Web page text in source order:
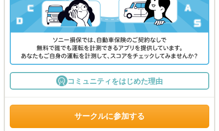
コミュニティをはじめた理由
サークルに参加する